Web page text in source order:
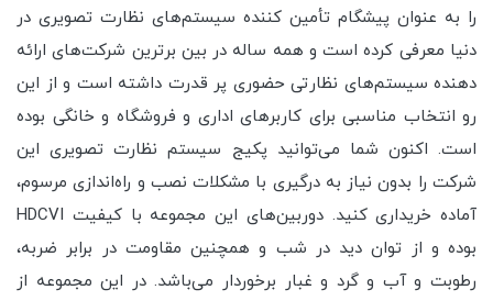
را به عنوان پیشگام تأمین کننده سیستم‌های نظارت تصویری در
دنیا معرفی کرده است و همه ساله در بین برترین شرکت‌های ارائه
دهنده سیستم‌های نظارتی حضوری پر قدرت داشته است و از این
رو انتخاب مناسبی برای کاربرهای اداری و فروشگاه و خانگی بوده
است. اکنون شما می‌توانید پکیج سیستم نظارت تصویری این
شرکت را بدون نیاز به درگیری با مشکلات نصب و راه‌اندازی مرسوم،
آماده خریداری کنید. دوربین‌های این مجموعه با کیفیت HDCVI
بوده و از توان دید در شب و همچنین مقاومت در برابر ضربه،
رطوبت و آب و گرد و غبار برخوردار می‌باشد. در این مجموعه از